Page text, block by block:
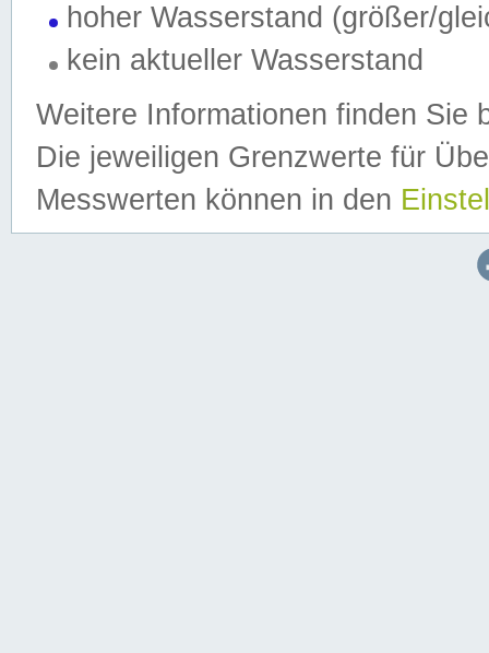
hoher Wasserstand (größer/
kein aktueller Wasserstand
Weitere Informationen finden Sie
Die jeweiligen Grenzwerte für
Messwerten können in den